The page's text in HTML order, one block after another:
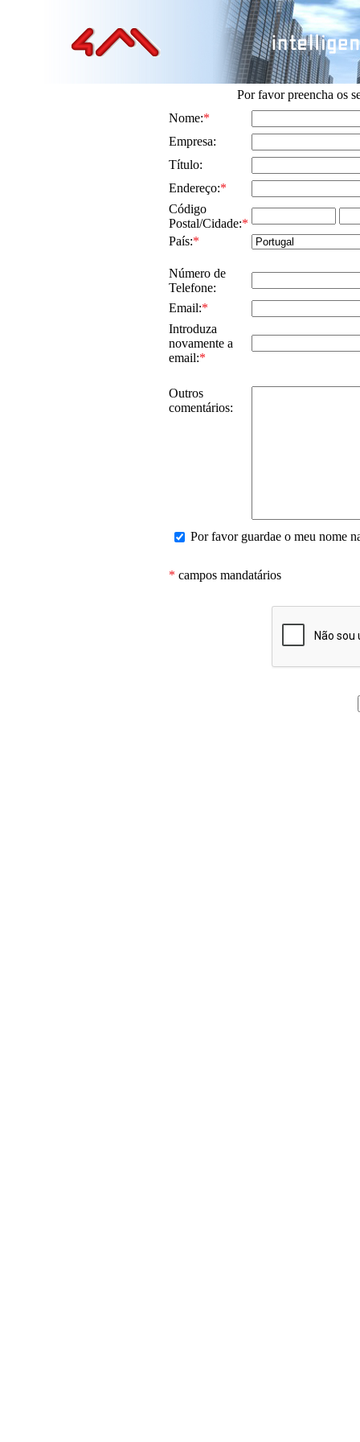
Por favor preencha os
Nome:*
Empresa:
Título:
Endereço:*
Código
Postal/Cidade:*
País:*
Número de
Telefone:
Email:*
Introduza
novamente a
email:*
Outros
comentários:
Por favor guardae o meu nome
* campos mandatários